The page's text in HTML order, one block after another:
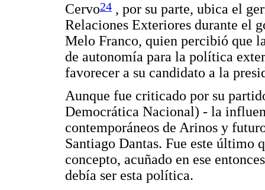
Cervo24 , por su parte, ubica el
Relaciones Exteriores durante el
Melo Franco, quien percibió que
de autonomía para la política
favorecer a su candidato a la
Aunque fue criticado por su
Democrática Nacional) - la
contemporáneos de Arinos y
Santiago Dantas. Fue este último
concepto, acuñado en ese
debía ser esta política.